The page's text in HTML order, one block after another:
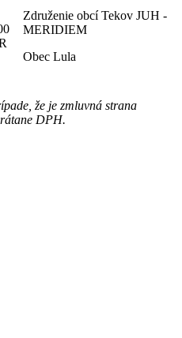
Združenie obcí Tekov JUH -
MERIDIEM
Obec Lula
že je zmluvná strana
DPH.